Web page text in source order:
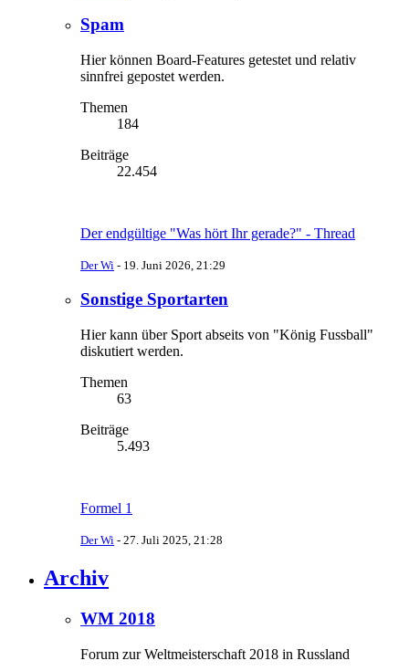
Spam
Hier können Board-Features getestet und relativ
sinnfrei gepostet werden.
Themen
184
Beiträge
22.454
Der endgültige "Was hört Ihr gerade?" - Thread
Der Wi - 19. Juni 2026, 21:29
Sonstige Sportarten
Hier kann über Sport abseits von "König Fussball"
diskutiert werden.
Themen
63
Beiträge
5.493
Formel 1
Der Wi - 27. Juli 2025, 21:28
Archiv
WM 2018
Forum zur Weltmeisterschaft 2018 in Russland